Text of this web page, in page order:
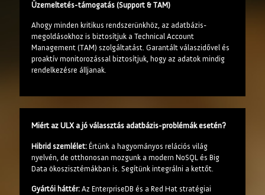
Üzemeltetés-támogatás (Support & TAM)
Ahogy minden kritikus rendszerünkhöz, az adatbázis-
megoldásokhoz is biztosítjuk a Technical Account
Management (TAM) szolgáltatást. Garantált válaszidővel és
proaktív monitorozással biztosítjuk, hogy az adatok mindig
rendelkezésre álljanak.
Miért az ULX a jó válassztás adatbázis-problémák esetén?
Hibrid szemlélet: Értünk a hagyományos relációs világ
nyelvén, de otthonosan mozgunk a modern NoSQL és Big
Data ökoszisztémákban is. Segítünk integrálni a kettőt.
Gyártói háttér: Az EnterpriseDB és a Red Hat stratégiai